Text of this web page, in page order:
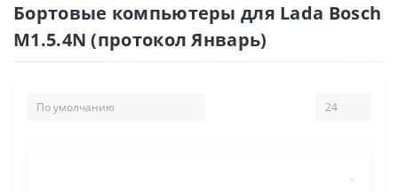
Бортовые компьютеры для Lada Bosch
M1.5.4N (протокол Январь)